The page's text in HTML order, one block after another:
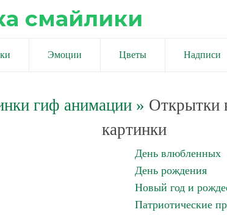
смайлики
Эмоции Цветы Надписи
гиф анимации» Открытки
картинки
День влюбленных
День рождения
Новый год и
Патриотические